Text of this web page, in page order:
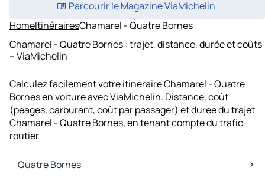
Parcourir le Magazine ViaMichelin
HomeItinérairesChamarel - Quatre Bornes
Chamarel - Quatre Bornes : trajet, distance, durée et coûts
– ViaMichelin
Calculez facilement votre itinéraire Chamarel - Quatre
Bornes en voiture avec ViaMichelin. Distance, coût
(péages, carburant, coût par passager) et durée du trajet
Chamarel - Quatre Bornes, en tenant compte du trafic
routier
Quatre Bornes